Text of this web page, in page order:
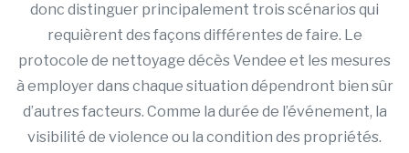
donc distinguer principalement trois scénarios qui
requièrent des façons différentes de faire. Le
protocole de nettoyage décès Vendee et les mesures
à employer dans chaque situation dépendront bien sûr
d’autres facteurs. Comme la durée de l’événement, la
visibilité de violence ou la condition des propriétés.